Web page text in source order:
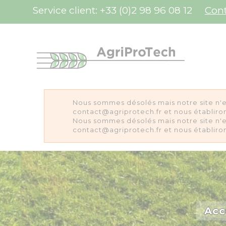
Service client: +33 (0)2 98 96 08 12
Nous sommes désolés mais notre site
contact@agriprotech.fr et nous
Nous sommes désolés mais notre site
contact@agriprotech.fr et nous
Panneau de gestion des cookies